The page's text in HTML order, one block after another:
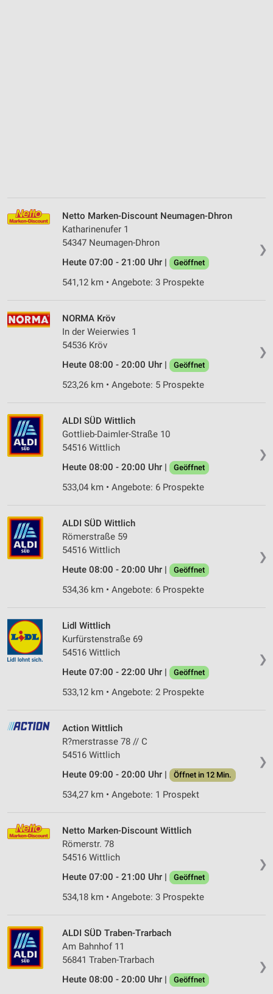
❯
Netto Marken-Discount Neumagen-Dhron
Katharinenufer 1
54347 Neumagen-Dhron
Heute 07:00 - 21:00 Uhr |
Geöffnet
541,12 km • Angebote: 3 Prospekte
❯
NORMA Kröv
In der Weierwies 1
54536 Kröv
Heute 08:00 - 20:00 Uhr |
Geöffnet
523,26 km • Angebote: 5 Prospekte
❯
ALDI SÜD Wittlich
Gottlieb-Daimler-Straße 10
54516 Wittlich
Heute 08:00 - 20:00 Uhr |
Geöffnet
533,04 km • Angebote: 6 Prospekte
❯
ALDI SÜD Wittlich
Römerstraße 59
54516 Wittlich
Heute 08:00 - 20:00 Uhr |
Geöffnet
534,36 km • Angebote: 6 Prospekte
❯
Lidl Wittlich
Kurfürstenstraße 69
54516 Wittlich
Heute 07:00 - 22:00 Uhr |
Geöffnet
533,12 km • Angebote: 2 Prospekte
❯
Action Wittlich
R?merstrasse 78 // C
54516 Wittlich
Heute 09:00 - 20:00 Uhr |
Öffnet in 12 Min.
534,27 km • Angebote: 1 Prospekt
❯
Netto Marken-Discount Wittlich
Römerstr. 78
54516 Wittlich
Heute 07:00 - 21:00 Uhr |
Geöffnet
534,18 km • Angebote: 3 Prospekte
❯
ALDI SÜD Traben-Trarbach
Am Bahnhof 11
56841 Traben-Trarbach
Heute 08:00 - 20:00 Uhr |
Geöffnet